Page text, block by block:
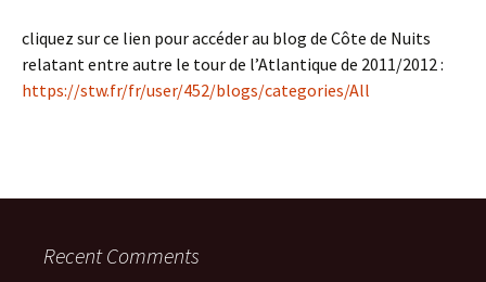
cliquez sur ce lien pour accéder au blog de Côte de Nuits
relatant entre autre le tour de l’Atlantique de 2011/2012 :
https://stw.fr/fr/user/452/blogs/categories/All
Recent Comments